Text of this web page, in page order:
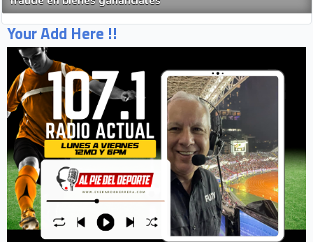
Your Add Here !!